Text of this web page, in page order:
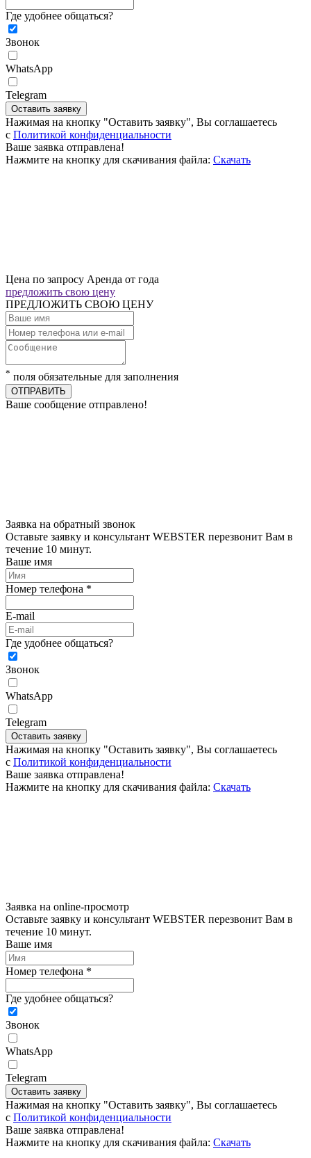
Где удобнее общаться?
Звонок
WhatsApp
Telegram
Оставить заявку
Нажимая на кнопку "Оставить заявку", Вы соглашаетесь
c Политикой конфиденциальности
Ваше заявка отправлена!
Нажмите на кнопку для скачивания файла: Скачать
Цена по запросу Аренда от года
предложить свою цену
ПРЕДЛОЖИТЬ СВОЮ ЦЕНУ
* поля обязательные для заполнения
ОТПРАВИТЬ
Ваше сообщение отправлено!
Заявка на обратный звонок
Оставьте заявку и консультант WEBSTER перезвонит Вам в
течение 10 минут.
Ваше имя
Номер телефона *
E-mail
Где удобнее общаться?
Звонок
WhatsApp
Telegram
Оставить заявку
Нажимая на кнопку "Оставить заявку", Вы соглашаетесь
c Политикой конфиденциальности
Ваше заявка отправлена!
Нажмите на кнопку для скачивания файла: Скачать
Заявка на online-просмотр
Оставьте заявку и консультант WEBSTER перезвонит Вам в
течение 10 минут.
Ваше имя
Номер телефона *
Где удобнее общаться?
Звонок
WhatsApp
Telegram
Оставить заявку
Нажимая на кнопку "Оставить заявку", Вы соглашаетесь
c Политикой конфиденциальности
Ваше заявка отправлена!
Нажмите на кнопку для скачивания файла: Скачать